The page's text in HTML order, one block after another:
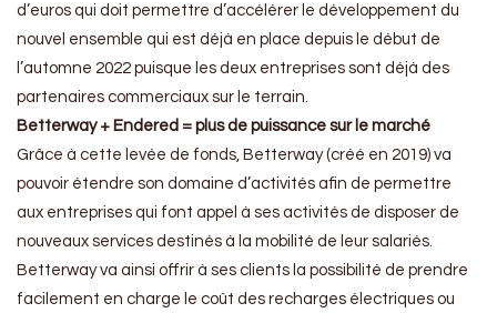
d’euros qui doit permettre d’accélérer le développement du
nouvel ensemble qui est déjà en place depuis le début de
l’automne 2022 puisque les deux entreprises sont déjà des
partenaires commerciaux sur le terrain.
Betterway + Endered = plus de puissance sur le marché
Grâce à cette levée de fonds, Betterway (créé en 2019) va
pouvoir étendre son domaine d’activités afin de permettre
aux entreprises qui font appel à ses activités de disposer de
nouveaux services destinés à la mobilité de leur salariés.
Betterway va ainsi offrir à ses clients la possibilité de prendre
facilement en charge le coût des recharges électriques ou